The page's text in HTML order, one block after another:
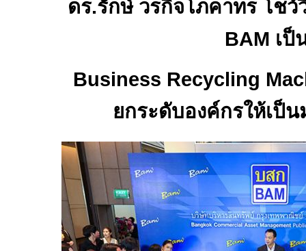
ดร.รักษ์ วรกิจโภคาทร โช
BAM เป็
Business Recycling
ยกระดับองค์กรให้เป็